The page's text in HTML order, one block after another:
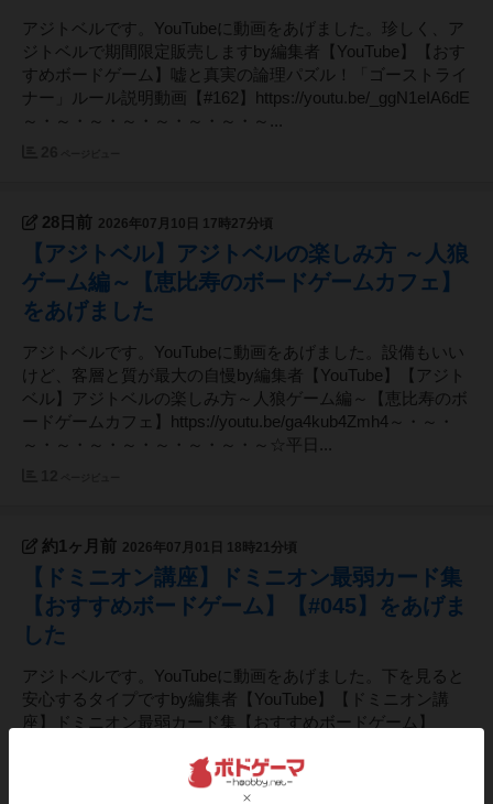
アジトベルです。YouTubeに動画をあげました。珍しく、ア
ジトベルで期間限定販売しますby編集者【YouTube】【おす
すめボードゲーム】嘘と真実の論理パズル！「ゴーストライ
ナー」ルール説明動画【#162】https://youtu.be/_ggN1eIA6dE
～・～・～・～・～・～・～・～...
28日前 2026年07月10日 17時27分頃
【アジトベル】アジトベルの楽しみ方 ～人狼
ゲーム編～【恵比寿のボードゲームカフェ】
をあげました
アジトベルです。YouTubeに動画をあげました。設備もいい
けど、客層と質が最大の自慢by編集者【YouTube】【アジト
ベル】アジトベルの楽しみ方～人狼ゲーム編～【恵比寿のボ
ードゲームカフェ】https://youtu.be/ga4kub4Zmh4～・～・
～・～・～・～・～・～・～・～☆平日...
約1ヶ月前 2026年07月01日 18時21分頃
【ドミニオン講座】ドミニオン最弱カード集
【おすすめボードゲーム】【#045】をあげま
した
アジトベルです。YouTubeに動画をあげました。下を見ると
安心するタイプですby編集者【YouTube】【ドミニオン講
座】ドミニオン最弱カード集【おすすめボードゲーム】
～・～・～・～・～・～☆平日18～23時...